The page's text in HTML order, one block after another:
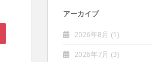
アーカイブ
2026年8月 (1)
2026年7月 (3)